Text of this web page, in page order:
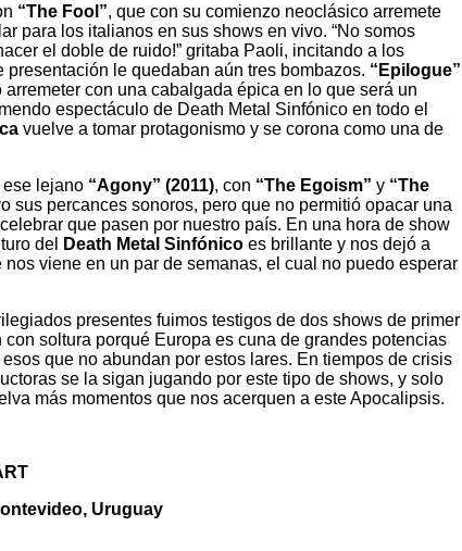
“The Fool”, que con su comienzo neoclásico arremete
para los italianos en sus shows en vivo. “No somos
el doble de ruido!” gritaba Paoli, incitando a los
le quedaban aún tres bombazos. “Epilogue”
con una cabalgada épica en lo que será un
espectáculo de Death Metal Sinfónico en todo el
vuelve a tomar protagonismo y se corona como una de
lejano “Agony” (2011), con “The Egoism” y “The
sus percances sonoros, pero que no permitió opacar una
que pasen por nuestro país. En una hora de show
del Death Metal Sinfónico es brillante y nos dejó a
nos viene en un par de semanas, el cual no puedo esperar
presentes fuimos testigos de dos shows de primer
soltura porqué Europa es cuna de grandes potencias
que no abundan por estos lares. En tiempos de crisis
se la sigan jugando por este tipo de shows, y solo
más momentos que nos acerquen a este Apocalipsis.
Uruguay